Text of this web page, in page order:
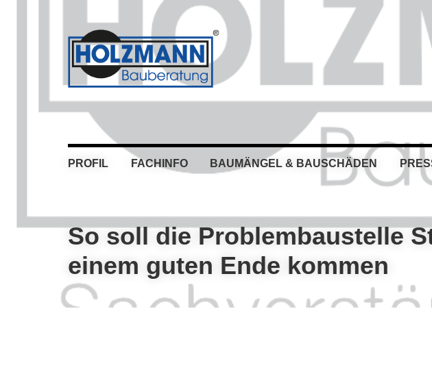
PROFIL FACHINFO BAUMÄNGEL & BAUSCHÄDEN
So soll die Problembaustelle
einem guten Ende kommen